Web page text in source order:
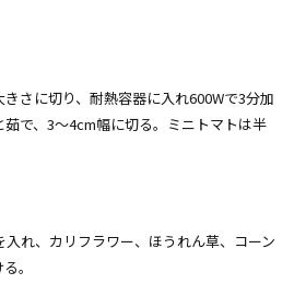
さに切り、耐熱容器に入れ600Wで3分加
で、3～4cm幅に切る。ミニトマトは半
れ、カリフラワー、ほうれん草、コーン
。